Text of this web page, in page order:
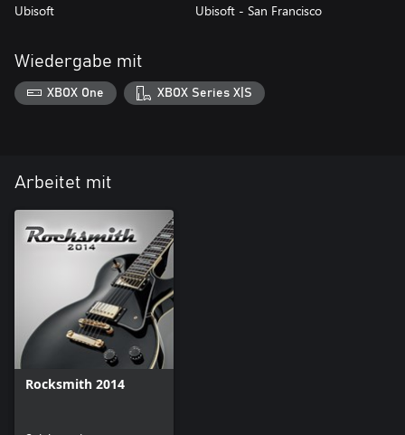
Ubisoft Ubisoft - San Francisco
Wiedergabe mit
XBOX One XBOX Series X|S
Arbeitet mit
Rocksmith 2014